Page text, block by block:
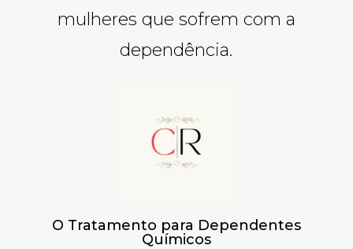
mulheres que sofrem com a
dependência.
O Tratamento para Dependentes
Químicos